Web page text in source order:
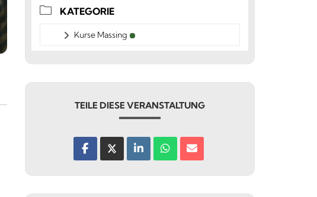
KATEGORIE
Kurse Massing
TEILE DIESE VERANSTALTUNG